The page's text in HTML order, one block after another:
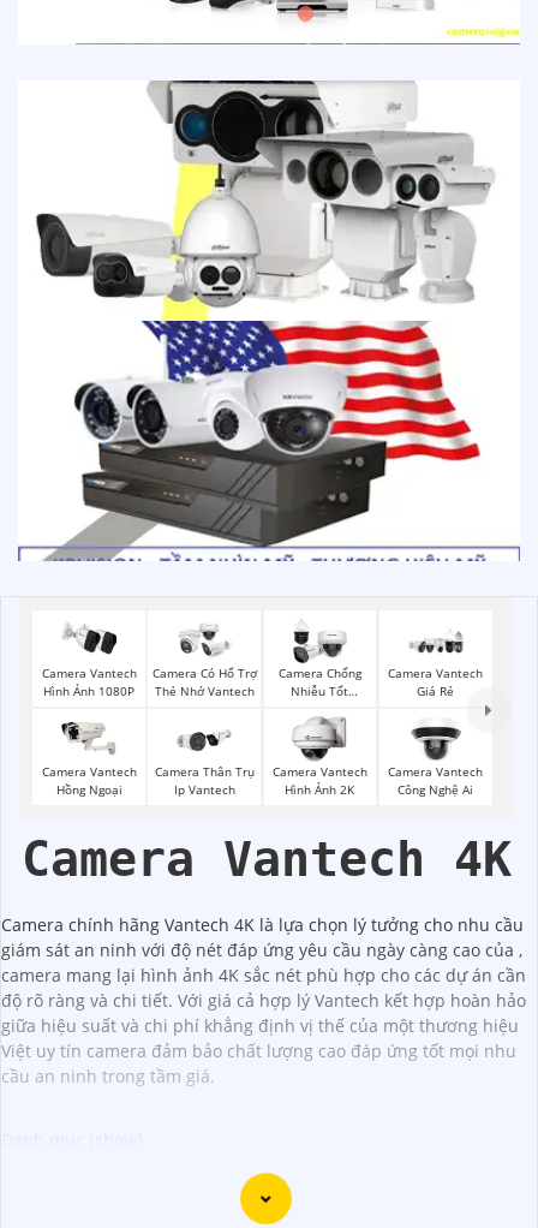
Camera Vantech
Hình Ảnh 1080P
Camera Có Hổ Trợ
Thẻ Nhớ Vantech
Camera Chống
Nhiễu Tốt
Camera Vantech
Giá Rẻ
Camera Vantech
Hồng Ngoại
Camera Thân Trụ
Ip Vantech
Camera Vantech
Hình Ảnh 2K
Camera Vantech
Công Nghệ Ai
Camera Vantech 4K
Camera chính hãng Vantech 4K là lựa chọn lý tưởng cho nhu cầu
giám sát an ninh với độ nét đáp ứng yêu cầu ngày càng cao của ,
camera mang lại hình ảnh 4K sắc nét phù hợp cho các dự án cần
độ rõ ràng và chi tiết. Với giá cả hợp lý Vantech kết hợp hoàn hảo
giữa hiệu suất và chi phí khẳng định vị thế của một thương hiệu
Việt uy tín camera đảm bảo chất lượng cao đáp ứng tốt mọi nhu
cầu an ninh trong tầm giá.
Dưới đây là 130 từ giới thiệu cho Camera 4K Siêu Sắc Nét: